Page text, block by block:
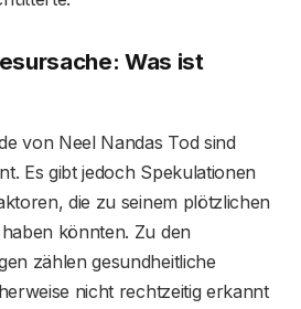
Was ist
von Neel Nandas Tod sind
Es gibt jedoch Spekulationen
die zu seinem plötzlichen
könnten. Zu den
zählen gesundheitliche
nicht rechtzeitig erkannt